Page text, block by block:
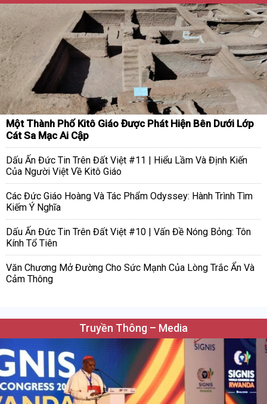
Một Thành Phố Kitô Giáo Được Phát Hiện Bên Dưới Lớp
Cát Sa Mạc Ai Cập
Dấu Ấn Đức Tin Trên Đất Việt #11 | Hiểu Lầm Và Định Kiến
Của Người Việt Về Kitô Giáo
Các Đức Giáo Hoàng Và Tác Phẩm Odyssey: Hành Trình Tìm
Kiếm Ý Nghĩa
Dấu Ấn Đức Tin Trên Đất Việt #10 | Vấn Đề Nóng Bỏng: Tôn
Kính Tổ Tiên
Văn Chương Mở Đường Cho Sức Mạnh Của Lòng Trắc Ẩn Và
Cảm Thông
Truyền Thông – Media